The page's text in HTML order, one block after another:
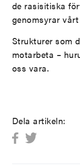
de rasisitiska
genomsyrar
Strukturer som
motarbeta –
oss vara.
Dela artikeln: